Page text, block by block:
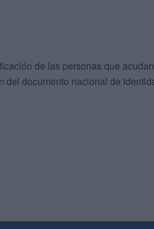
de las personas que
documento nacional de